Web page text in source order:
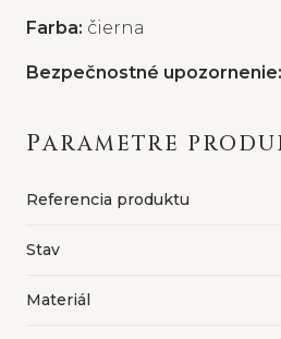
Farba: čierna
Bezpečnostné upozornenie:
PARAMETRE
Referencia produktu
Stav
Materiál